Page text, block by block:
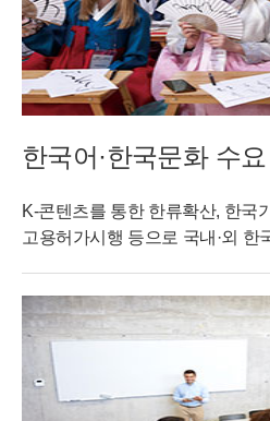
한국어·한국문화 수
K-콘텐츠를 통한 한류확산, 한국
고용허가시행 등으로 국내·외 한